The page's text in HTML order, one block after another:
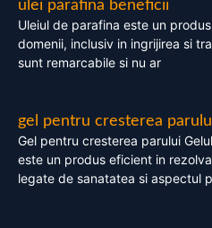
ulei parafina beneficii
Uleiul de parafina este un
domenii, inclusiv in ingrijirea si
sunt remarcabile si nu ar
gel pentru cresterea
Gel pentru cresterea parului
este un produs eficient in
legate de sanatatea si aspectul